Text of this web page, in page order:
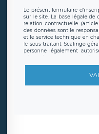
Le présent formulaire
sur le site. La base légale de
relation contractuelle (article
des données sont le
et le service technique en
le sous-traitant Scalingo
personne légalement
offrant desclauses de
en sollicite la
demander la